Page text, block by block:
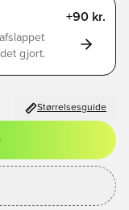
+90 kr.
gjort.
Størrelsesguide
dig som medlem